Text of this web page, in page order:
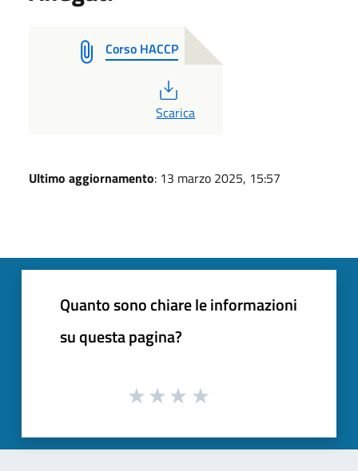
Corso HACCP
PDF
Scarica
Ultimo aggiornamento: 13 marzo 2025, 15:57
Quanto sono chiare le informazioni
su questa pagina?